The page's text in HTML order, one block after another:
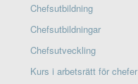
Chefsutbildning
Chefsutbildningar
Chefsutveckling
Kurs i arbetsrätt för chefer